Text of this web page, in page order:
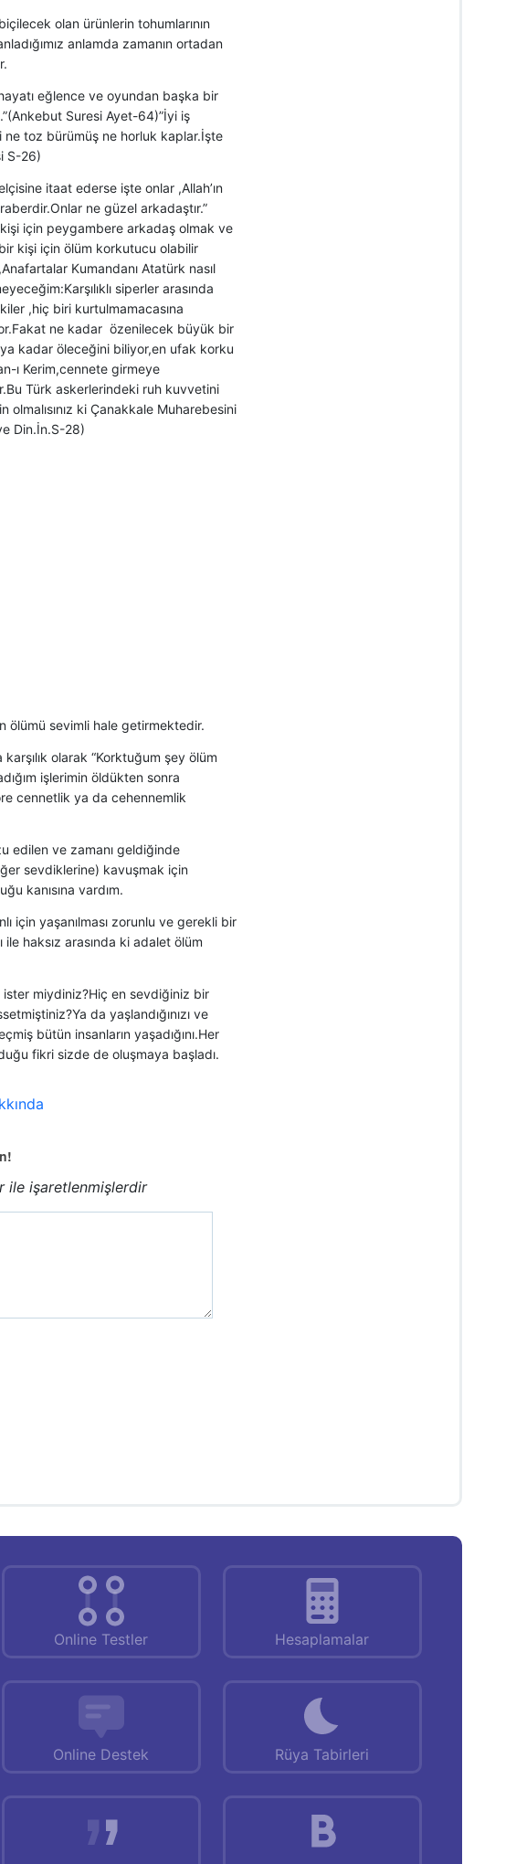
olan ürünlerin tohumlarının
anlamda zamanın ortadan
eğlence ve oyundan başka bir
Suresi Ayet-64)”İyi iş
ne toz bürümüş ne horluk kaplar.İşte
S-26)
itaat ederse işte onlar ,Allah’ın
ne güzel arkadaştır.”
için peygambere arkadaş olmak ve
kişi için ölüm korkutucu olabilir
Kumandanı Atatürk nasıl
siperler arasında
,hiç biri kurtulmamacasına
ne kadar özenilecek büyük bir
kadar öleceğini biliyor,en ufak korku
ı Kerim,cennete girmeye
Türk askerlerindeki ruh kuvvetini
ki Çanakkale Muharebesini
Din.İn.S-28)
ölümü sevimli hale getirmektedir.
olarak “Korktuğum şey ölüm
işlerimin öldükten sonra
cennetlik ya da cehennemlik
edilen ve zamanı geldiğinde
sevdiklerine) kavuşmak için
kanısına vardım.
için yaşanılması zorunlu ve gerekli bir
haksız arasında ki adalet ölüm
miydiniz?Hiç en sevdiğiniz bir
da yaşlandığınızı ve
bütün insanların yaşadığını.Her
fikri sizde de oluşmaya başladı.
ile işaretlenmişlerdir
Online Testler Hesaplamalar
Online Destek Rüya Tabirleri